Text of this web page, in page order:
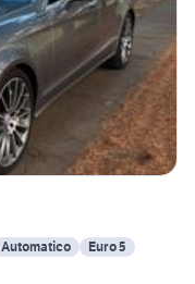
Automatico Euro 5